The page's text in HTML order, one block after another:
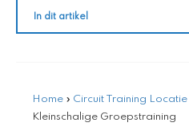
In dit artikel
Home » Circuit Training Locatie
Kleinschalige Groepstraining